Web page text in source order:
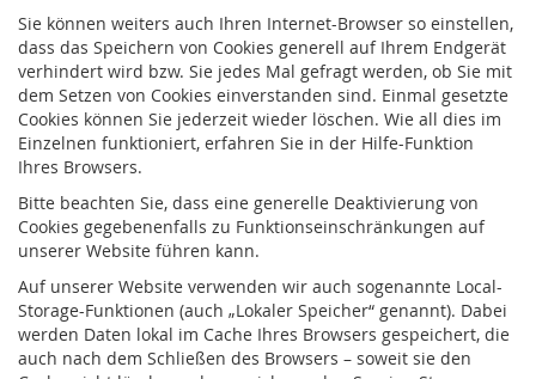
Sie können weiters auch Ihren Internet-Browser so einstellen,
dass das Speichern von Cookies generell auf Ihrem Endgerät
verhindert wird bzw. Sie jedes Mal gefragt werden, ob Sie mit
dem Setzen von Cookies einverstanden sind. Einmal gesetzte
Cookies können Sie jederzeit wieder löschen. Wie all dies im
Einzelnen funktioniert, erfahren Sie in der Hilfe-Funktion
Ihres Browsers.
Bitte beachten Sie, dass eine generelle Deaktivierung von
Cookies gegebenenfalls zu Funktionseinschränkungen auf
unserer Website führen kann.
Auf unserer Website verwenden wir auch sogenannte Local-
Storage-Funktionen (auch „Lokaler Speicher“ genannt). Dabei
werden Daten lokal im Cache Ihres Browsers gespeichert, die
auch nach dem Schließen des Browsers – soweit sie den